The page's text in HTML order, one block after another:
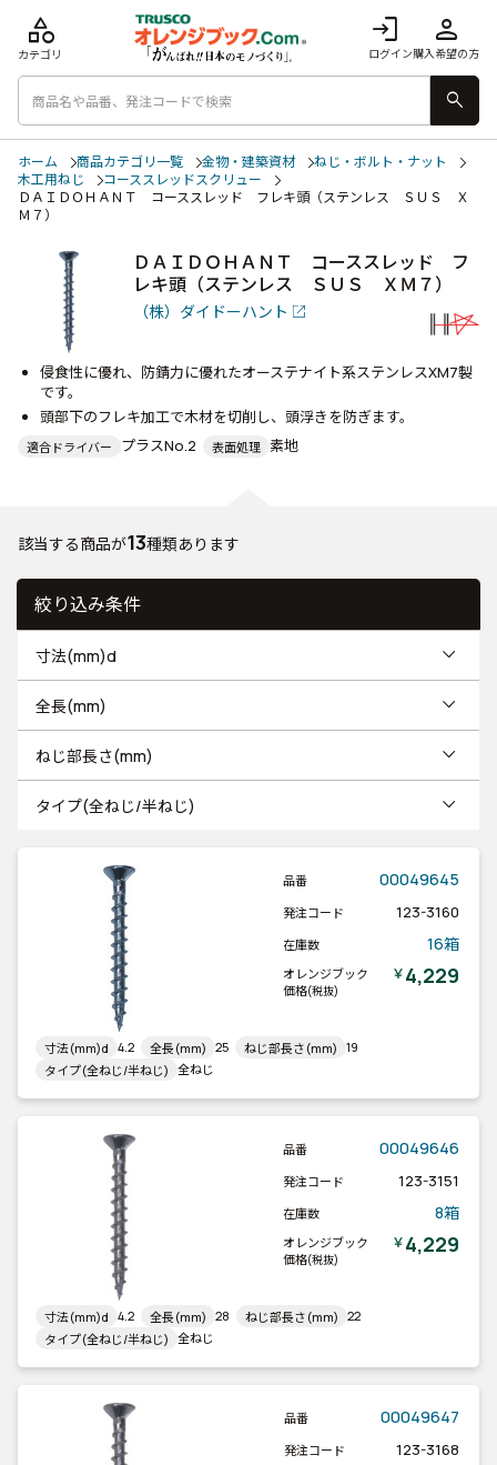
login
ログイン
person
購入希望の方
category
カテゴリ
search
ホーム 商品カテゴリ一覧 金物・建築資材
ねじ・ボルト・ナット
木工用ねじ
コーススレッドスクリュー
ＤＡＩＤＯＨＡＮＴ コーススレッド フレキ頭（ステンレス ＳＵＳ Ｘ
Ｍ７）
ＤＡＩＤＯＨＡＮＴ コーススレッド フ
レキ頭（ステンレス ＳＵＳ ＸＭ７）
（株）ダイドーハント
侵食性に優れ、防錆力に優れたオーステナイト系ステンレスXM7製
です。
頭部下のフレキ加工で木材を切削し、頭浮きを防ぎます。
適合ドライバー プラスNo.2 表面処理 素地
該当する商品が13種類あります
絞り込み条件
寸法(mm)d
全長(mm)
ねじ部長さ(mm)
タイプ(全ねじ/半ねじ)
品番 00049645
発注コード 123-3160
在庫数 16箱
オレンジブック
価格(税抜)
￥4,229
寸法(mm)d 4.2 全長(mm) 25 ねじ部長さ(mm) 19
タイプ(全ねじ/半ねじ) 全ねじ
品番 00049646
発注コード 123-3151
在庫数 8箱
オレンジブック
価格(税抜)
￥4,229
寸法(mm)d 4.2 全長(mm) 28 ねじ部長さ(mm) 22
タイプ(全ねじ/半ねじ) 全ねじ
品番 00049647
発注コード 123-3168